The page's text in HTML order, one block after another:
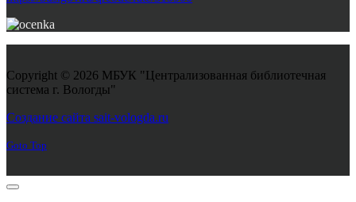
Copyright © 2026 МБУК "Централизованная библиотечная
система г. Вологды"
Создание сайта sait-vologda.ru
Goto Top